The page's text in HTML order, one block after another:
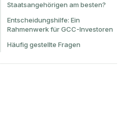
Staatsangehörigen am besten?
Entscheidungshilfe: Ein
Rahmenwerk für GCC-Investoren
Häufig gestellte Fragen